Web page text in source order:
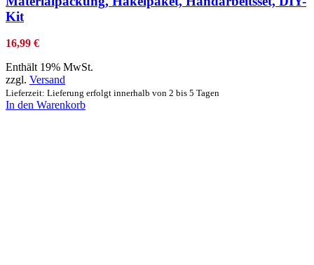
Kit
16,99 €
Enthält 19% MwSt.
zzgl. Versand
Lieferzeit: Lieferung erfolgt innerhalb von 2 bis 5 Tagen
In den Warenkorb